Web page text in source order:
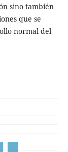
sino también
que se
normal del